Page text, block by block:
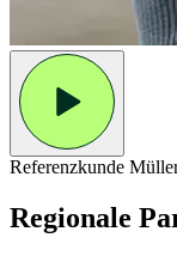
Referenzkunde
Regionale